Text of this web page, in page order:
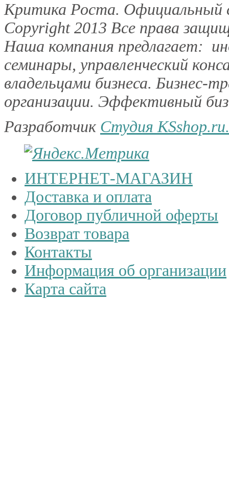
Критика Роста. Официальный
Copyright 2013 Все права
Наша компания предлагает:
семинары, управленческий
владельцами бизнеса. Бизнес-
организации. Эффективный
Разработчик Студия KSshop.ru.
ИНТЕРНЕТ-МАГАЗИН
Доставка и оплата
Договор публичной оферты
Возврат товара
Контакты
Информация об организации
Карта сайта